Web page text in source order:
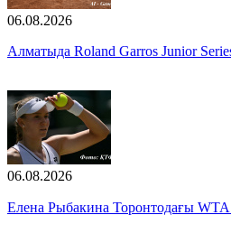
06.08.2026
Алматыда Roland Garros Junior
06.08.2026
Елена Рыбакина Торонтодағы WTA